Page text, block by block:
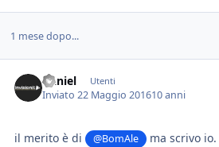
1 mese dopo...
Daniel Utenti
Inviato22 Maggio 201610 anni
il merito è di @BomAle
ma scrivo